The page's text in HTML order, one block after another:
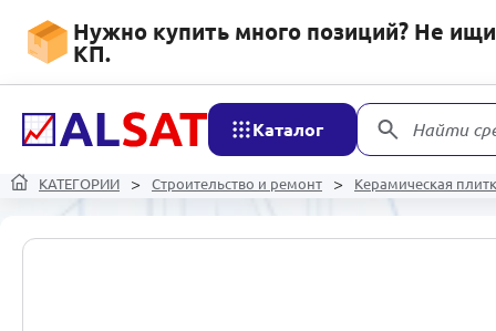
Нужно купить много позиций? Не
КП.
Каталог Найти
КАТЕГОРИИ Строительство и ремонт Керамическая